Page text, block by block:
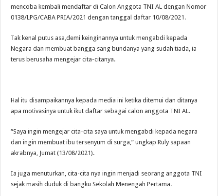
mencoba kembali mendaftar di Calon Anggota TNI AL dengan Nomor
0138/LPG/CABA PRIA/2021 dengan tanggal daftar 10/08/2021.
Tak kenal putus asa,demi keinginannya untuk mengabdi kepada
Negara dan membuat bangga sang bundanya yang sudah tiada, ia
terus berusaha mengejar cita-citanya.
Hal itu disampaikannya kepada media ini ketika ditemui dan ditanya
apa motivasinya untuk ikut daftar sebagai calon anggota TNI AL.
“Saya ingin mengejar cita-cita saya untuk mengabdi kepada negara
dan ingin membuat ibu tersenyum di surga,” ungkap Ruly sapaan
akrabnya, Jumat (13/08/2021).
Ia juga menuturkan, cita-cita nya ingin menjadi seorang anggota TNI
sejak masih duduk di bangku Sekolah Menengah Pertama.